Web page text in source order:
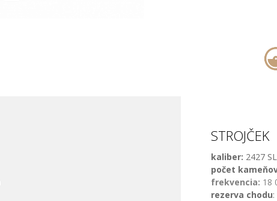
STROJČEK
kaliber:
počet
frekvencia: 18
rezerva chodu